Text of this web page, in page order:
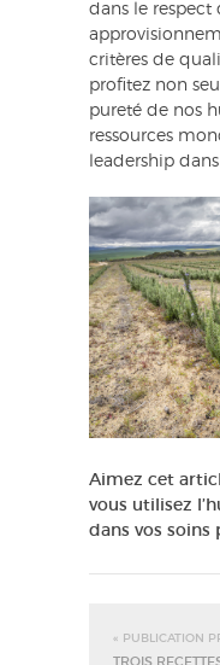
dans le respect
critères de
profitez non
pureté de nos
ressources
leadership
Aimez cet
vous utilisez
dans vos soins
« PUBLICATION